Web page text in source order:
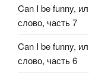
Can I be funny,
слово, часть 7
Can I be funny,
слово, часть 6